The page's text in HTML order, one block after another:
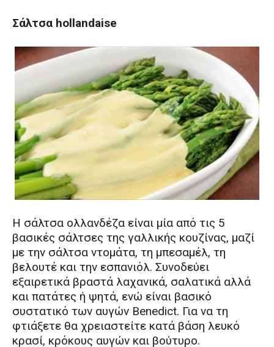
Σάλτσα hollandaise
Η σάλτσα ολλανδέζα είναι μία από τις 5
βασικές σάλτσες της γαλλικής κουζίνας, μαζί
με την σάλτσα ντομάτα, τη μπεσαμέλ, τη
βελουτέ και την εσπανιόλ. Συνοδεύει
εξαιρετικά βραστά λαχανικά, σαλατικά αλλά
και πατάτες ή ψητά, ενώ είναι βασικό
συστατικό των αυγών Benedict. Για να τη
φτιάξετε θα χρειαστείτε κατά βάση λευκό
κρασί, κρόκους αυγών και βούτυρο.